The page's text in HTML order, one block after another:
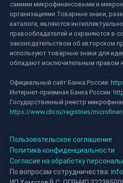
самими микрофинансовыми и
организациями.Товарные знаки,
каталоге, являются
правообладателей и охраняются в
законодательством об авторском
используют товарные знаки для
обладают исключительным правом
Официальный сайт Банка России:
Интернет-приемная Банка России:
Государственный реестр
https://www.cbr.ru/registries/
Пользовательское соглашение
Политика конфиденциальности
Согласие на обработку
По вопросам сотрудничества: